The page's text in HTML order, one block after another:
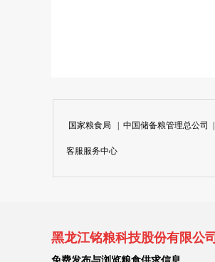
国家粮食局 中国储备粮管理总公司
客服服务中心
黑龙江铭粮科技股份有限公司